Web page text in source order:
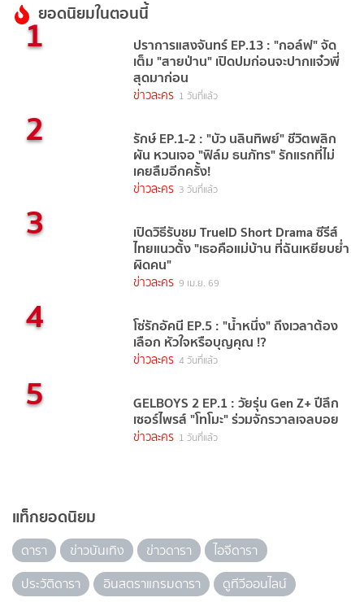
ยอดนิยมในตอนนี้
1 ปราการแสงจันทร์ EP.13 : "กอล์ฟ" จัด
เต็ม "สายป่าน" เปิดปมก่อนจะปากแจ๋วพี่
สุดมาก่อน
ข่าวละคร 1 วันที่แล้ว
2 รักษ์ EP.1-2 : "บัว นลินทิพย์" ชีวิตพลิก
ผัน หวนเจอ "ฟิล์ม ธนภัทร" รักแรกที่ไม่
เคยลืมอีกครั้ง!
ข่าวละคร 3 วันที่แล้ว
3 เปิดวิธีรับชม TrueID Short Drama ซีรีส์
ไทยแนวตั้ง "เธอคือแม่บ้าน ที่ฉันเหยียบย่ำ
ผิดคน"
ข่าวละคร 9 เม.ย. 69
4 โซ่รักอัคนี EP.5 : "น้ำหนึ่ง" ถึงเวลาต้อง
เลือก หัวใจหรือบุญคุณ !?
ข่าวละคร 4 วันที่แล้ว
5 GELBOYS 2 EP.1 : วัยรุ่น Gen Z+ ปีลึก
เซอร์ไพรส์ "โทโมะ" ร่วมจักรวาลเจลบอย
ข่าวละคร 1 วันที่แล้ว
แท็กยอดนิยม
ดารา ข่าวบันเทิง ข่าวดารา
ไอจีดารา
ประวัติดารา
อินสตราแกรมดารา
ดูทีวีออนไลน์